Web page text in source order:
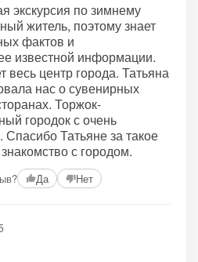
экскурсия по зимнему
житель, поэтому знает
фактов и
известной информации.
весь центр города. Татьяна
нас о сувенирных
Торжок-
городок с очень
Спасибо Татьяне за такое
с городом.
Да Нет